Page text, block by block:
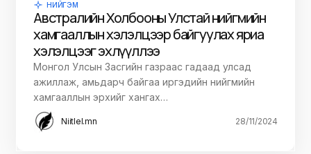
НИЙГЭМ
Австралийн Холбооны Улстай нийгмийн
хамгааллын хэлэлцээр байгуулах яриа
хэлэлцээг эхлүүллээ
Монгол Улсын Засгийн газраас гадаад улсад
ажиллаж, амьдарч байгаа иргэдийн нийгмийн
хамгааллын эрхийг хангах…
Niitlel.mn 28/11/2024